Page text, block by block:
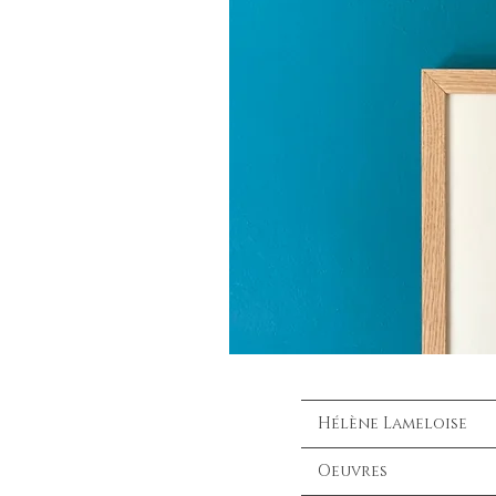
Hélène Lameloise
Oeuvres